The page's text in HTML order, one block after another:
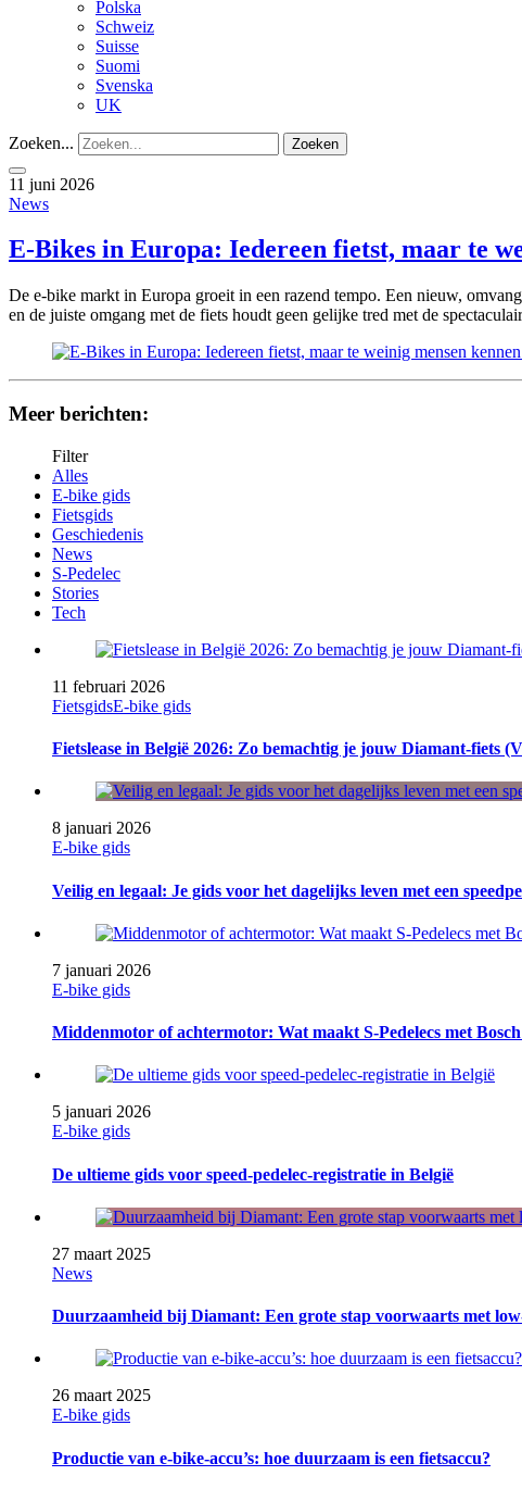
Polska
Schweiz
Suisse
Suomi
Svenska
UK
Zoeken... Zoeken
11 juni 2026
News
E-Bikes in Europa: Iedereen fietst, maar te
De e-bike markt in Europa groeit in een razend tempo. Een nieuw,
en de juiste omgang met de fiets houdt geen gelijke tred met de
Meer berichten:
Filter
Alles
E-bike gids
Fietsgids
Geschiedenis
News
S-Pedelec
Stories
Tech
11 februari 2026
FietsgidsE-bike gids
Fietslease in België 2026: Zo bemachtig je jouw Diamant-fiets
8 januari 2026
E-bike gids
Veilig en legaal: Je gids voor het dagelijks leven met een
7 januari 2026
E-bike gids
Middenmotor of achtermotor: Wat maakt S-Pedelecs met
5 januari 2026
E-bike gids
De ultieme gids voor speed-pedelec-registratie in België
27 maart 2025
News
Duurzaamheid bij Diamant: Een grote stap voorwaarts met
26 maart 2025
E-bike gids
Productie van e-bike-accu’s: hoe duurzaam is een fietsaccu?